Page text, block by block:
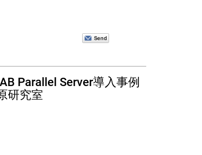
Parallel Server導入事例
研究室